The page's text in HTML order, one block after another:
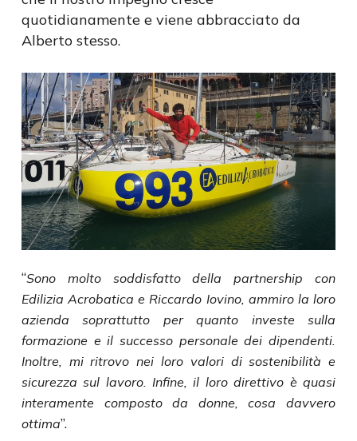
quotidianamente e viene abbracciato da
Alberto stesso.
“Sono molto soddisfatto della partnership con
Edilizia Acrobatica e Riccardo Iovino, ammiro la loro
azienda soprattutto per quanto investe sulla
formazione e il successo personale dei dipendenti.
Inoltre, mi ritrovo nei loro valori di sostenibilità e
sicurezza sul lavoro. Infine, il loro direttivo è quasi
interamente composto da donne, cosa davvero
ottima”.